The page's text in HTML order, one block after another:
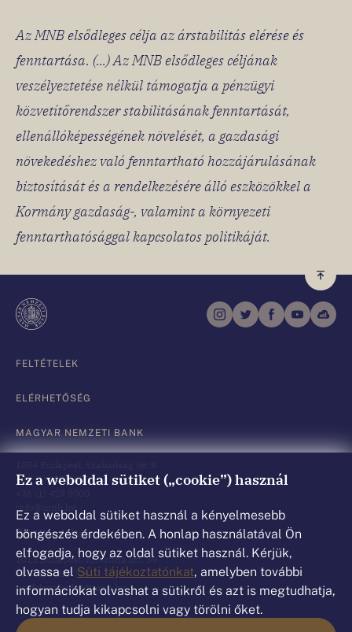
Ez a weboldal sütiket („cookie”) használ
Ez a weboldal sütiket használ a kényelmesebb
böngészés érdekében. A honlap használatával Ön
elfogadja, hogy az oldal sütiket használ. Kérjük,
olvassa el Süti tájékoztatónkat, amelyben további
információkat olvashat a sütikről és azt is megtudhatja,
hogyan tudja kikapcsolni vagy törölni őket.
Az MNB elsődleges célja az árstabilitás elérése és
fenntartása. (...) Az MNB elsődleges céljának
veszélyeztetése nélkül támogatja a pénzügyi
közvetítőrendszer stabilitásának fenntartását,
ellenállóképességének növelését, a gazdasági
növekedéshez való fenntartható hozzájárulásának
biztosítását és a rendelkezésére álló eszközökkel a
Kormány gazdaság-, valamint a környezeti
fenntarthatósággal kapcsolatos politikáját.
FELTÉTELEK
ELÉRHETŐSÉG
MAGYAR NEMZETI BANK
+36 (1) 428 2600
Ügyfélszolgálat
1013 Budapest, Krisztina krt. 39.
+36 (80) 203 776
ugyfelszolgalat@mnb.hu